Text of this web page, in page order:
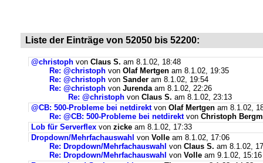
Liste der Einträge von 52050 bis 52200:
@christoph von Claus S. am 8.1.02, 18:48
Re: @christoph von Olaf Mertgen am 8.1.02, 19:35
Re: @christoph von Sander am 8.1.02, 19:54
Re: @christoph von Jurendaam 8.1.02, 22:26
Re: @christoph von Claus S. am 8.1.02, 23:13
@CB: 500-Probleme bei netdirektvon Olaf Mertgen am 8.1.02,
Re: @CB: 500-Probleme bei netdirektvon Christoph
Lob für Serverflex von zicke am 8.1.02, 17:33
Dropdown/Mehrfachauswahl von Volle am 8.1.02, 17:06
Re: Dropdown/Mehrfachauswahl von Claus S. am 8.1.02,
Re: Dropdown/Mehrfachauswahl von Volle am 9.1.02, 15:16